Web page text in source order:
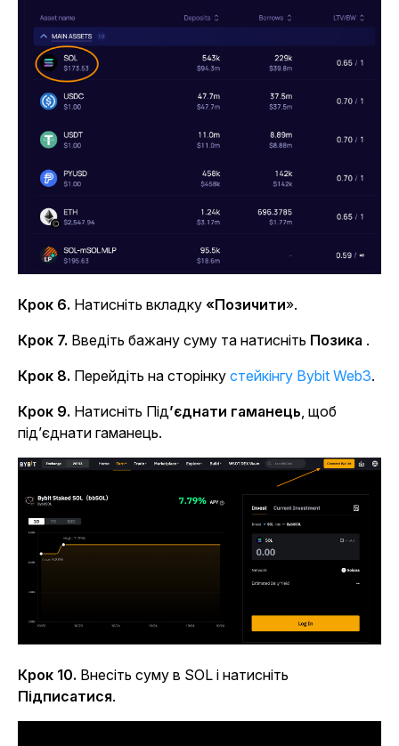
Крок 6. Натисніть вкладку «Позичити».
Крок 7. Введіть бажану суму та натисніть Позика .
Крок 8. Перейдіть на сторінку стейкінгу Bybit Web3.
Крок 9. Натисніть Під’єднати гаманець , щоб
під’єднати гаманець.
Крок 10. Внесіть суму в SOL і натисніть
Підписатися.